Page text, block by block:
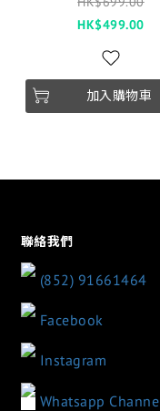
HK$499.00
加入購物車
聯絡我們
(852) 91661464
Facebook
Instagram
Whatsapp